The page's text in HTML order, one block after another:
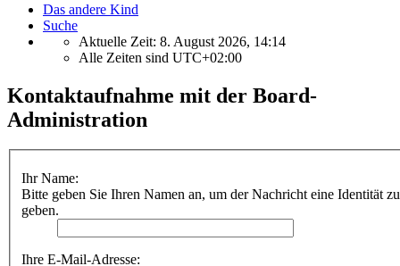
Das andere Kind
Suche
Aktuelle Zeit: 8. August 2026, 14:14
Alle Zeiten sind UTC+02:00
Kontaktaufnahme mit der Board-
Administration
Ihr Name:
Bitte geben Sie Ihren Namen an, um der Nachricht eine Identität zu
geben.
Ihre E-Mail-Adresse: